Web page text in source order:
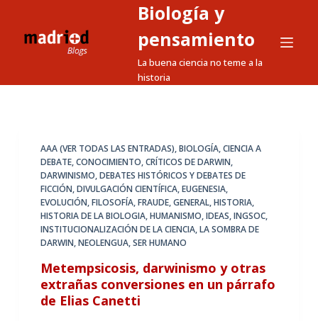
a
Biología y
pensamiento
La buena ciencia no teme a la
historia
AAA (VER TODAS LAS ENTRADAS),BIOLOGÍA,CIENCIA A
DEBATE,CONOCIMIENTO,CRÍTICOS DE DARWIN,
DARWINISMO,DEBATES HISTÓRICOS Y DEBATES DE
FICCIÓN,DIVULGACIÓN CIENTÍFICA,EUGENESIA,
EVOLUCIÓN,FILOSOFÍA,FRAUDE,GENERAL,HISTORIA,
HISTORIA DE LA BIOLOGIA,HUMANISMO,IDEAS,INGSOC,
INSTITUCIONALIZACIÓN DE LA CIENCIA,LA SOMBRA DE
DARWIN,NEOLENGUA,SER HUMANO
Metempsicosis, darwinismo y otras
extrañas conversiones en un párrafo
de Elias Canetti